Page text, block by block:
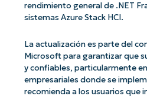
rendimiento general de .NET
sistemas Azure Stack HCI.
La actualización es parte del
Microsoft para garantizar que
y confiables, particularmente
empresariales donde se
recomienda a los usuarios que